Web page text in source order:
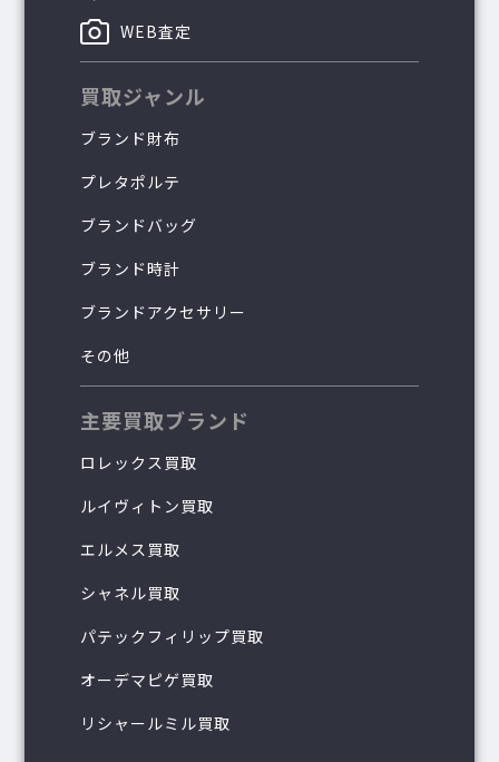
WEB査定
買取ジャンル
ブランド財布
プレタポルテ
ブランドバッグ
ブランド時計
ブランドアクセサリー
その他
主要買取ブランド
ロレックス買取
ルイヴィトン買取
エルメス買取
シャネル買取
パテックフィリップ買取
オーデマピゲ買取
リシャールミル買取